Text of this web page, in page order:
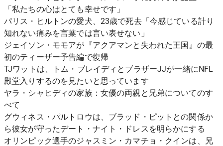
「私たちの心はとても幸せです」
パリス・ヒルトンの愛犬、23歳で死去「今感じている計り
知れない痛みを言葉では言い表せない」
ジェイソン・モモアが『アクアマンと失われた王国』の最
初のティーザー予告編で復帰
TJワットは、トム・ブレイディとブラザーJJが一緒にNFL
殿堂入りするのを見たいと思っています
ヤラ・シャヒディの家族：女優の両親と兄弟についてのす
べて
グウィネス・パルトロウは、ブラッド・ピットとの関係か
ら彼女が守ったデート・ナイト・ドレスを明らかにする
オリンピック選手のジャスミン・カマチョ・クインは、兄